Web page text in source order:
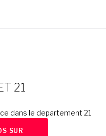
21
dans le departement 21
SUR